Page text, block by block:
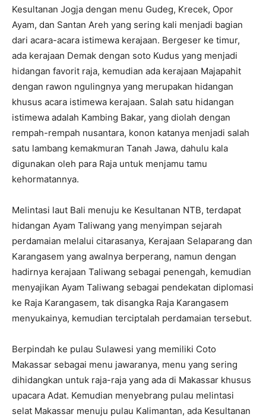
Kesultanan Jogja dengan menu Gudeg, Krecek, Opor
Ayam, dan Santan Areh yang sering kali menjadi bagian
dari acara-acara istimewa kerajaan. Bergeser ke timur,
ada kerajaan Demak dengan soto Kudus yang menjadi
hidangan favorit raja, kemudian ada kerajaan Majapahit
dengan rawon ngulingnya yang merupakan hidangan
khusus acara istimewa kerajaan. Salah satu hidangan
istimewa adalah Kambing Bakar, yang diolah dengan
rempah-rempah nusantara, konon katanya menjadi salah
satu lambang kemakmuran Tanah Jawa, dahulu kala
digunakan oleh para Raja untuk menjamu tamu
kehormatannya.
Melintasi laut Bali menuju ke Kesultanan NTB, terdapat
hidangan Ayam Taliwang yang menyimpan sejarah
perdamaian melalui citarasanya, Kerajaan Selaparang dan
Karangasem yang awalnya berperang, namun dengan
hadirnya kerajaan Taliwang sebagai penengah, kemudian
menyajikan Ayam Taliwang sebagai pendekatan diplomasi
ke Raja Karangasem, tak disangka Raja Karangasem
menyukainya, kemudian terciptalah perdamaian tersebut.
Berpindah ke pulau Sulawesi yang memiliki Coto
Makassar sebagai menu jawaranya, menu yang sering
dihidangkan untuk raja-raja yang ada di Makassar khusus
upacara Adat. Kemudian menyebrang pulau melintasi
selat Makassar menuju pulau Kalimantan, ada Kesultanan